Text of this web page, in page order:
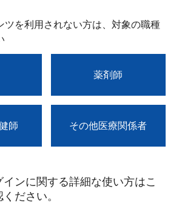
ツを利用されない方は、対象の職種
薬剤師
師 その他医療関係者
ンに関する詳細な使い方はこ
ださい。​